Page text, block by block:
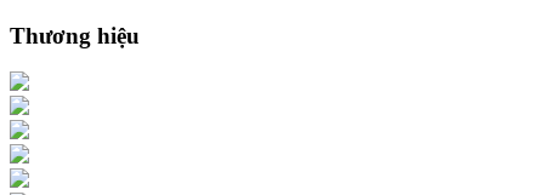
Thương hiệu